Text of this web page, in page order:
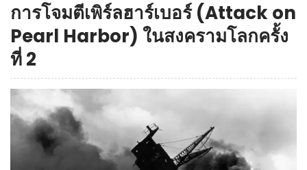
การโจมตีเพิร์ลฮาร์เบอร์ (Attack on
Pearl Harbor) ในสงครามโลกครั้ง
ที่ 2